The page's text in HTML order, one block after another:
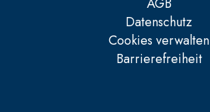
Datenschutz
Cookies verwalten
Barrierefreiheit